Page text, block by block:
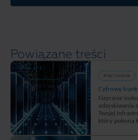
i
Powiązane treści
Blogi i artykuły
Cyfrowy
Fizycznie
odzyskiwania
Twojej
który pokona